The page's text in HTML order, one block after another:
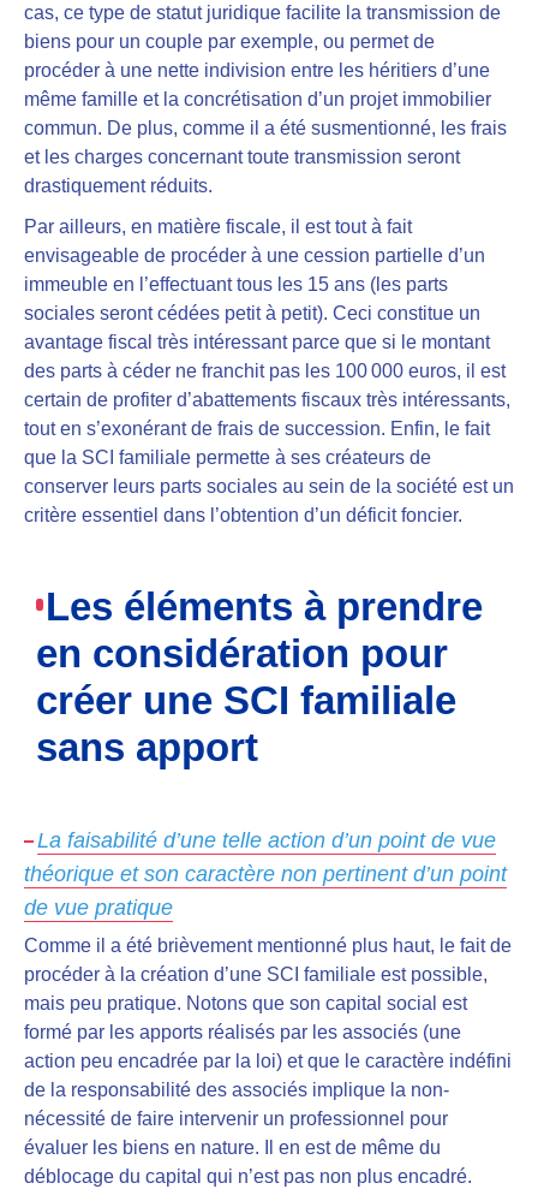
cas, ce type de statut juridique facilite la transmission de
biens pour un couple par exemple, ou permet de
procéder à une nette indivision entre les héritiers d’une
même famille et la concrétisation d’un projet immobilier
commun. De plus, comme il a été susmentionné, les frais
et les charges concernant toute transmission seront
drastiquement réduits.
Par ailleurs, en matière fiscale, il est tout à fait
envisageable de procéder à une cession partielle d’un
immeuble en l’effectuant tous les 15 ans (les parts
sociales seront cédées petit à petit). Ceci constitue un
avantage fiscal très intéressant parce que si le montant
des parts à céder ne franchit pas les 100 000 euros, il est
certain de profiter d’abattements fiscaux très intéressants,
tout en s’exonérant de frais de succession. Enfin, le fait
que la SCI familiale permette à ses créateurs de
conserver leurs parts sociales au sein de la société est un
critère essentiel dans l’obtention d’un déficit foncier.
Les éléments à prendre
en considération pour
créer une SCI familiale
sans apport
La faisabilité d’une telle action d’un point de vue
théorique et son caractère non pertinent d’un point
de vue pratique
Comme il a été brièvement mentionné plus haut, le fait de
procéder à la création d’une SCI familiale est possible,
mais peu pratique. Notons que son capital social est
formé par les apports réalisés par les associés (une
action peu encadrée par la loi) et que le caractère indéfini
de la responsabilité des associés implique la non-
nécessité de faire intervenir un professionnel pour
évaluer les biens en nature. Il en est de même du
déblocage du capital qui n’est pas non plus encadré.